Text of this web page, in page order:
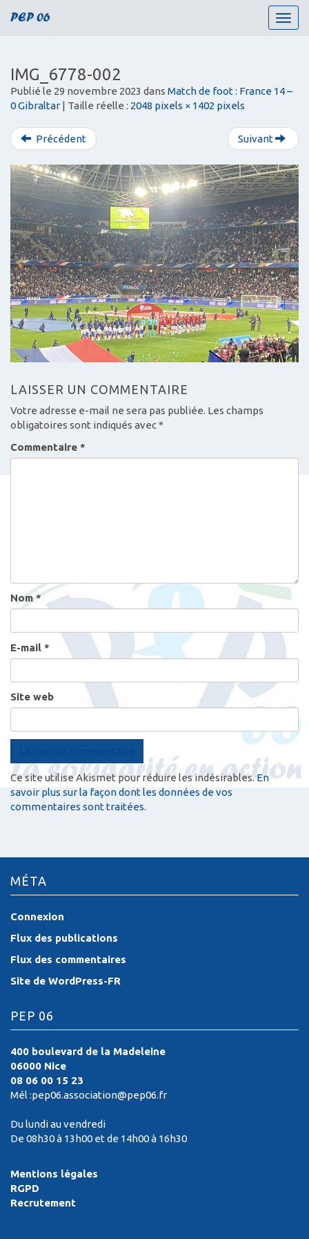
T
o
e
v
i
g
a
t
i
o
n
PEP 06
IMG_6778-002
Publié le 29 novembre 2023 dans Match de foot : France 14 –
0 Gibraltar | Taille réelle : 2048 pixels × 1402 pixels
Précédent Suivant
LAISSER UN COMMENTAIRE
Votre adresse e-mail ne sera pas publiée. Les champs
obligatoires sont indiqués avec*
Commentaire *
Nom*
E-mail *
Site web
Ce site utilise Akismet pour réduire les indésirables.En
savoir plus sur la façon dont les données de vos
commentaires sont traitées.
MÉTA
Connexion
Flux des publications
Flux des commentaires
Site de WordPress-FR
PEP 06
400 boulevard de la Madeleine
06000 Nice
08 06 00 15 23
Mél :pep06.association@pep06.fr
Du lundi au vendredi
De 08h30 à 13h00 et de 14h00 à 16h30
Mentions légales
RGPD
Recrutement